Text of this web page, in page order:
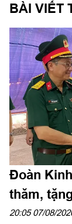
BÀI VIẾT
Đoàn
thăm,
nhiệm vụ
20:05 07/08/